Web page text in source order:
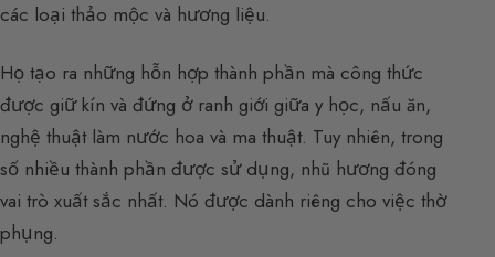
các loại thảo mộc và hương liệu.
Họ tạo ra những hỗn hợp thành phần mà công thức
được giữ kín và đứng ở ranh giới giữa y học, nấu ăn,
nghệ thuật làm nước hoa và ma thuật. Tuy nhiên, trong
số nhiều thành phần được sử dụng, nhũ hương đóng
vai trò xuất sắc nhất. Nó được dành riêng cho việc thờ
phụng.